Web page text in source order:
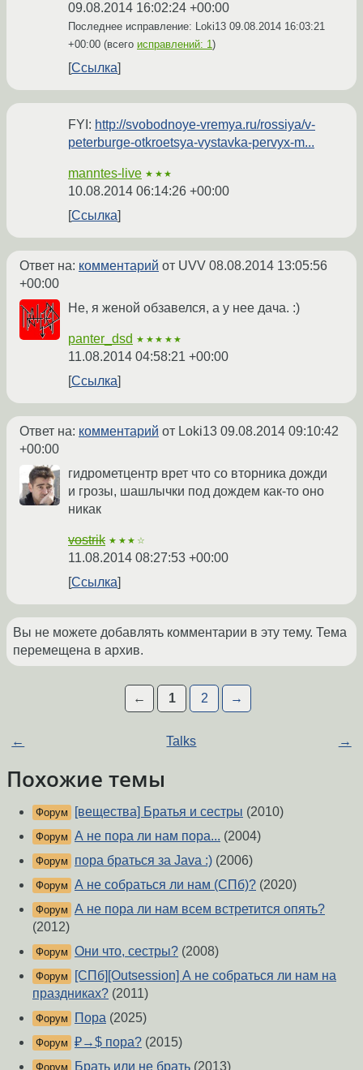
09.08.2014 16:02:24 +00:00
Последнее исправление: Loki13 09.08.2014 16:03:21
+00:00 (всего исправлений: 1)
Ссылка
FYI: http://svobodnoye-vremya.ru/rossiya/v-
peterburge-otkroetsya-vystavka-pervyx-m...
manntes-live ★★★
10.08.2014 06:14:26 +00:00
Ссылка
Ответ на: комментарий от UVV 08.08.2014 13:05:56
+00:00
Не, я женой обзавелся, а у нее дача. :)
panter_dsd ★★★★★
11.08.2014 04:58:21 +00:00
Ссылка
Ответ на: комментарий от Loki13 09.08.2014 09:10:42
+00:00
гидрометцентр врет что со вторника дожди
и грозы, шашлычки под дождем как-то оно
никак
vostrik ★★★☆
11.08.2014 08:27:53 +00:00
Ссылка
Вы не можете добавлять комментарии в эту тему. Тема
перемещена в архив.
← 1 2 →
← Talks →
Похожие темы
Форум [вещества] Братья и сестры (2010)
Форум А не пора ли нам пора... (2004)
Форум пора браться за Java :) (2006)
Форум А не собраться ли нам (СПб)? (2020)
Форум А не пора ли нам всем встретится опять?
(2012)
Форум Они что, сестры? (2008)
Форум
[СПб][Outsession] А не собраться ли нам на
праздниках? (2011)
Форум Пора (2025)
Форум ₽→$ пора? (2015)
Форум Брать или не брать (2013)